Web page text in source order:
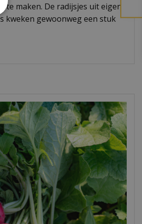
te maken. De radijsjes uit eigen
kweken gewoonweg een stuk